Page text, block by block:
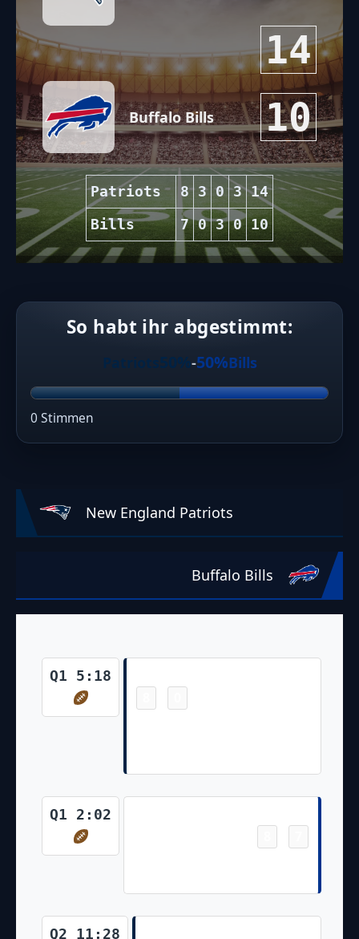
14
Buffalo Bills 10
Patriots 8 3 0 3 14
Bills
7 0 3 0 10
So habt ihr abgestimmt:
-50%Bills
0 Stimmen
New England Patriots
Buffalo Bills
Q1 5:18
Q1 2:02
Q2 11:28